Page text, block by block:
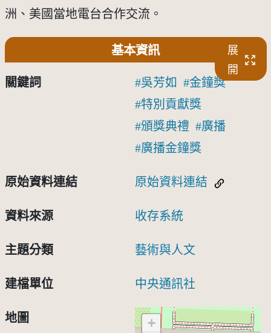
洲、美國當地電台合作交流。
基本資訊
展
開
關鍵詞 吳芳如
金鐘獎
特別貢獻獎
頒獎典禮
廣播
廣播金鐘獎
原始資料連結 原始資料連結
資料來源 收存系統
主題分類 藝術與人文
建檔單位 中央通訊社
地圖
+